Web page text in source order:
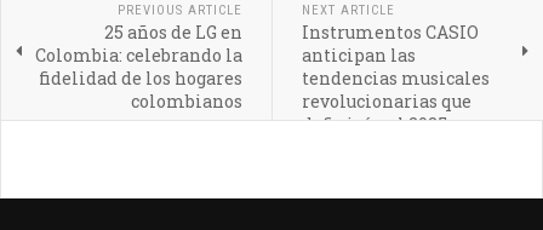
PREVIOUS ARTICLE
25 años de LG en
Colombia: celebrando la
fidelidad de los hogares
colombianos
NEXT ARTICLE
Instrumentos CASIO
anticipan las
tendencias musicales
revolucionarias que
definirán el 2025